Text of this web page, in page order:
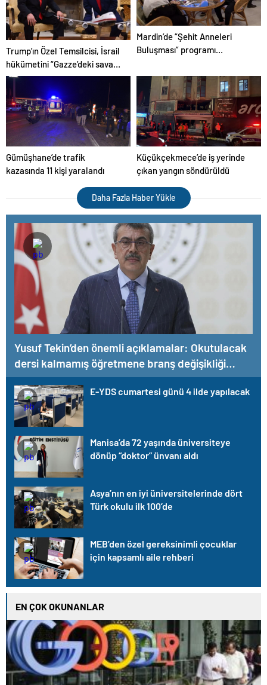
Trump’ın Özel Temsilcisi, İsrail
hükümetini “Gazze’deki savaşı
uzatmakla” eleştirdi
Mardin’de “Şehit Anneleri
Buluşması” programı
Gümüşhane’de trafik
kazasında 11 kişi yaralandı
Küçükçekmece’de iş yerinde
çıkan yangın söndürüldü
Daha Fazla Haber Yükle
Yusuf Tekin’den önemli açıklamalar: Okutulacak
dersi kalmamış öğretmene branş değişikliği
masada
E-YDS cumartesi günü 4 ilde yapılacak
Manisa’da 72 yaşında üniversiteye
dönüp “doktor” ünvanı aldı
Asya’nın en iyi üniversitelerinde dört
Türk okulu ilk 100’de
MEB’den özel gereksinimli çocuklar
için kapsamlı aile rehberi
EN ÇOK OKUNANLAR